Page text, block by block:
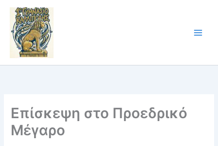
Skip
content
Επίσκεψη στο Προεδρικό
Μέγαρο